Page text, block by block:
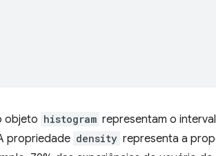
objeto histogram representam o
propriedade density representa a